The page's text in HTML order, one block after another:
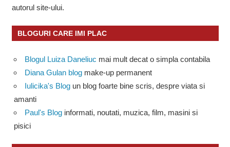
autorul site-ului.
BLOGURI CARE IMI PLAC
Blogul Luiza Daneliuc mai mult decat o simpla contabila
Diana Gulan blog make-up permanent
Iulicika's Blog un blog foarte bine scris, despre viata si
amanti
Paul's Blog informati, noutati, muzica, film, masini si
pisici